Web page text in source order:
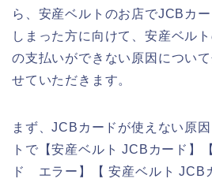
ら、安産ベルトのお店でJCBカ
しまった方に向けて、安産ベル
の支払いができない原因につい
せていただきます。
まず、JCBカードが使えない原
トで【安産ベルト JCBカード】
ド エラー】【 安産ベルト